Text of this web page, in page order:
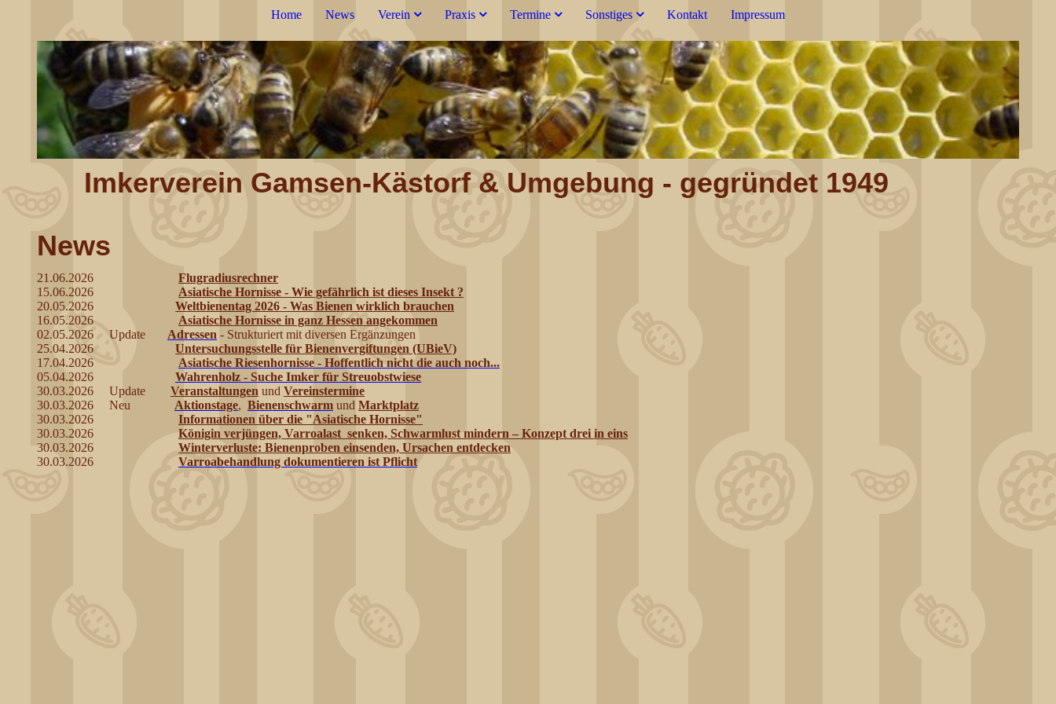
Home News Verein Praxis Termine Sonstiges Kontakt Impressum
Imkerverein Gamsen-Kästorf & Umgebung - gegründet 1949
News
21.06.2026 Flugradiusrechner
15.06.2026 Asiatische Hornisse - Wie gefährlich ist dieses Insekt ?
20.05.2026 Weltbienentag 2026 - Was Bienen wirklich brauchen
16.05.2026 Asiatische Hornisse in ganz Hessen angekommen
02.05.2026 Update Adressen - Strukturiert mit diversen Ergänzungen
25.04.2026 Untersuchungsstelle für Bienenvergiftungen (UBieV)
17.04.2026 Asiatische Riesenhornisse - Hoffentlich nicht die auch noch...
05.04.2026 Wahrenholz - Suche Imker für Streuobstwiese
30.03.2026 Update Veranstaltungen und Vereinstermine
30.03.2026 Neu Aktionstage, Bienenschwarm und Marktplatz
30.03.2026 Informationen über die "Asiatische Hornisse"
30.03.2026 Königin verjüngen, Varroalast senken, Schwarmlust mindern – Konzept drei in eins
30.03.2026
Winterverluste: Bienenproben einsenden, Ursachen entdecken
30.03.2026
Varroabehandlung dokumentieren ist Pflicht